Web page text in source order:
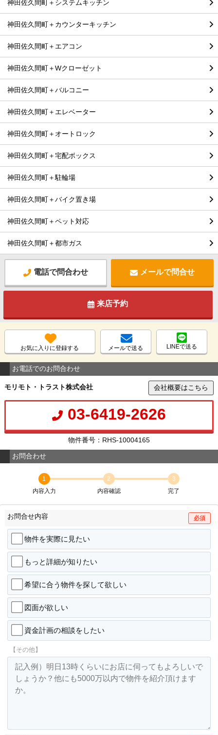
神田佐久間町＋システムキッチン
神田佐久間町＋カウンターキッチン
神田佐久間町＋エアコン
神田佐久間町＋Wクローゼット
神田佐久間町＋バルコニー
神田佐久間町＋エレベーター
神田佐久間町＋オートロック
神田佐久間町＋宅配ボックス
神田佐久間町＋駐輪場
神田佐久間町＋バイク置き場
神田佐久間町＋ペット対応
神田佐久間町＋都市ガス
電話で問合わせ メールで問合せ
来店予約
お気に入りに登録する メールで送る LINEで送る
お電話でのお問合わせ
モリモト・トラスト株式会社 会社概要はこちら
03-6419-2626
物件番号：RHS-10004165
お問合わせ
1
内容入力
2
内容確認
3
完了
お問合せ内容 必須
物件を実際に見たい
もっと詳細が知りたい
希望に合う物件を探して欲しい
図面が欲しい
資金計画の相談をしたい
【その他】